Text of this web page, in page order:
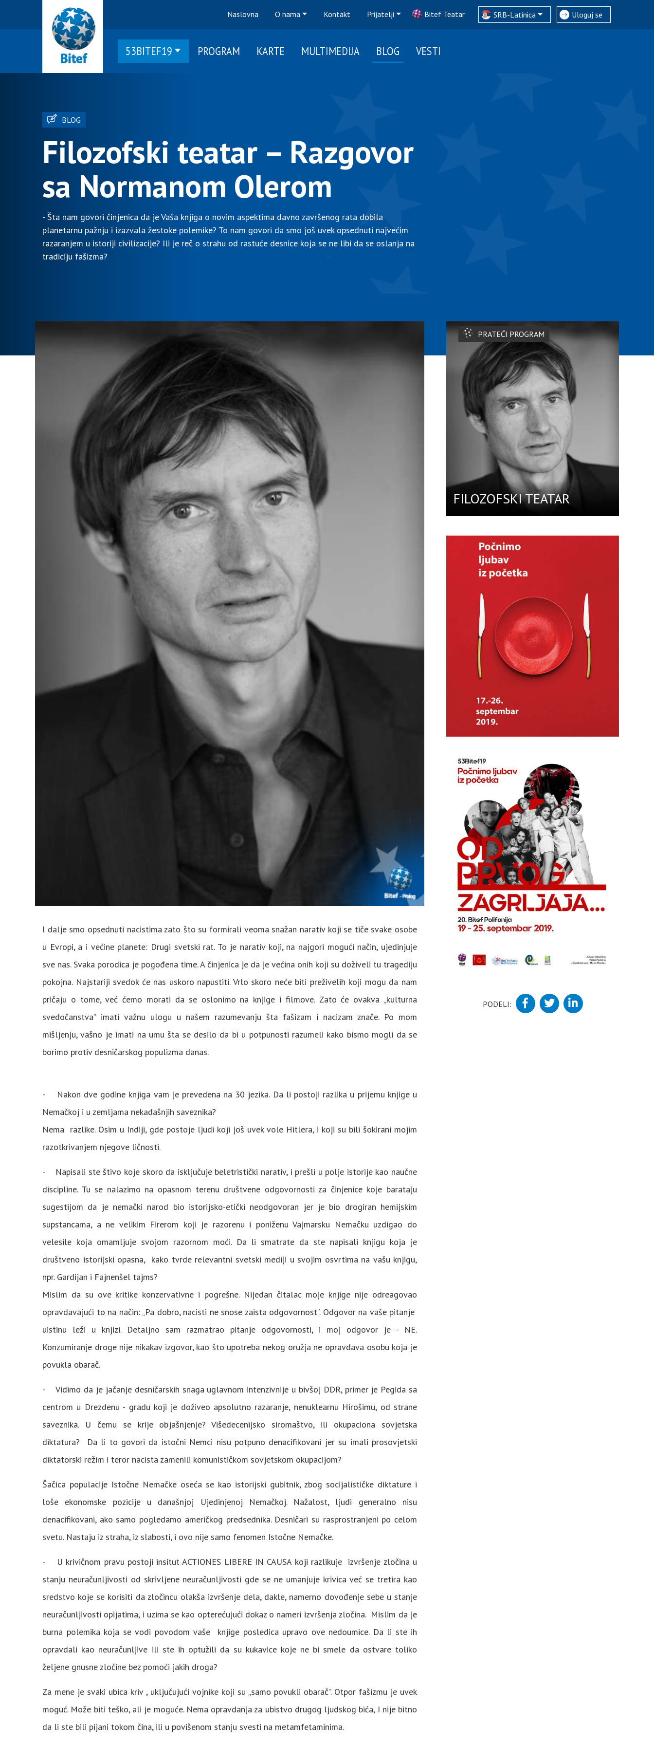
Naslovna O nama Kontakt Prijatelji Bitef Teatar SRB-Latinica Uloguj se
53BITEF19 PROGRAM KARTE MULTIMEDIJA BLOG VESTI
BLOG
Filozofski teatar – Razgovor
sa Normanom Olerom
- Šta nam govori činjenica da je Vaša knjiga o novim aspektima davno završenog rata dobila
planetarnu pažnju i izazvala žestoke polemike? To nam govori da smo još uvek opsednuti najvećim
razaranjem u istoriji civilizacije? Ili je reč o strahu od rastuće desnice koja se ne libi da se oslanja na
tradiciju fašizma?
I dalje smo opsednuti nacistima zato što su formirali veoma snažan narativ koji se tiče svake osobe
u Evropi, a i većine planete: Drugi svetski rat. To je narativ koji, na najgori mogući način, ujedinjuje
sve nas. Svaka porodica je pogođena time. A činjenica je da je većina onih koji su doživeli tu tragediju
pokojna. Najstariji svedok će nas uskoro napustiti. Vrlo skoro neće biti preživelih koji mogu da nam
pričaju o tome, već ćemo morati da se oslonimo na knjige i filmove. Zato će ovakva „kulturna
svedočanstva” imati važnu ulogu u našem razumevanju šta fašizam i nacizam znače. Po mom
mišljenju, vašno je imati na umu šta se desilo da bi u potpunosti razumeli kako bismo mogli da se
borimo protiv desničarskog populizma danas.
- Nakon dve godine knjiga vam je prevedena na 30 jezika. Da li postoji razlika u prijemu knjige u
Nemačkoj i u zemljama nekadašnjih saveznika?
Nema razlike. Osim u Indiji, gde postoje ljudi koji još uvek vole Hitlera, i koji su bili šokirani mojim
razotkrivanjem njegove ličnosti.
- Napisali ste štivo koje skoro da isključuje beletristički narativ, i prešli u polje istorije kao naučne
discipline. Tu se nalazimo na opasnom terenu društvene odgovornosti za činjenice koje barataju
sugestijom da je nemački narod bio istorijsko-etički neodgovoran jer je bio drogiran hemijskim
supstancama, a ne velikim Firerom koji je razorenu i poniženu Vajmarsku Nemačku uzdigao do
velesile koja omamljuje svojom razornom moći. Da li smatrate da ste napisali knjigu koja je
društveno istorijski opasna, kako tvrde relevantni svetski mediji u svojim osvrtima na vašu knjigu,
npr. Gardijan i Fajnenšel tajms?
Mislim da su ove kritike konzervativne i pogrešne. Nijedan čitalac moje knjige nije odreagovao
opravdavajući to na način: „Pa dobro, nacisti ne snose zaista odgovornost“. Odgovor na vaše pitanje
uistinu leži u knjizi. Detaljno sam razmatrao pitanje odgovornosti, i moj odgovor je - NE.
Konzumiranje droge nije nikakav izgovor, kao što upotreba nekog oružja ne opravdava osobu koja je
povukla obarač.
- Vidimo da je jačanje desničarskih snaga uglavnom intenzivnije u bivšoj DDR, primer je Pegida sa
centrom u Drezdenu - gradu koji je doživeo apsolutno razaranje, nenuklearnu Hirošimu, od strane
saveznika. U čemu se krije objašnjenje? Višedecenijsko siromaštvo, ili okupaciona sovjetska
diktatura? Da li to govori da istočni Nemci nisu potpuno denacifikovani jer su imali prosovjetski
diktatorski režim i teror nacista zamenili komunističkom sovjetskom okupacijom?
Šačica populacije Istočne Nemačke oseća se kao istorijski gubitnik, zbog socijalističke diktature i
loše ekonomske pozicije u današnjoj Ujedinjenoj Nemačkoj. Nažalost, ljudi generalno nisu
denacifikovani, ako samo pogledamo američkog predsednika. Desničari su rasprostranjeni po celom
svetu. Nastaju iz straha, iz slabosti, i ovo nije samo fenomen Istočne Nemačke.
- U krivičnom pravu postoji insitut ACTIONES LIBERE IN CAUSA koji razlikuje izvršenje zločina u
stanju neuračunljivosti od skrivljene neuračunljivosti gde se ne umanjuje krivica već se tretira kao
sredstvo koje se korisiti da zločincu olakša izvršenje dela, dakle, namerno dovođenje sebe u stanje
neuračunljivosti opijatima, i uzima se kao opterećujući dokaz o nameri izvršenja zločina. Mislim da je
burna polemika koja se vodi povodom vaše knjige posledica upravo ove nedoumice. Da li ste ih
opravdali kao neuračunljive ili ste ih optužili da su kukavice koje ne bi smele da ostvare toliko
željene gnusne zločine bez pomoći jakih droga?
Za mene je svaki ubica kriv , uključujući vojnike koji su „samo povukli obarač”. Otpor fašizmu je uvek
moguć. Može biti teško, ali je moguće. Nema opravdanja za ubistvo drugog ljudskog bića, I nije bitno
da li ste bili pijani tokom čina, ili u povišenom stanju svesti na metamfetaminima.
PRATEĆI PROGRAM
FILOZOFSKI TEATAR
PODELI: